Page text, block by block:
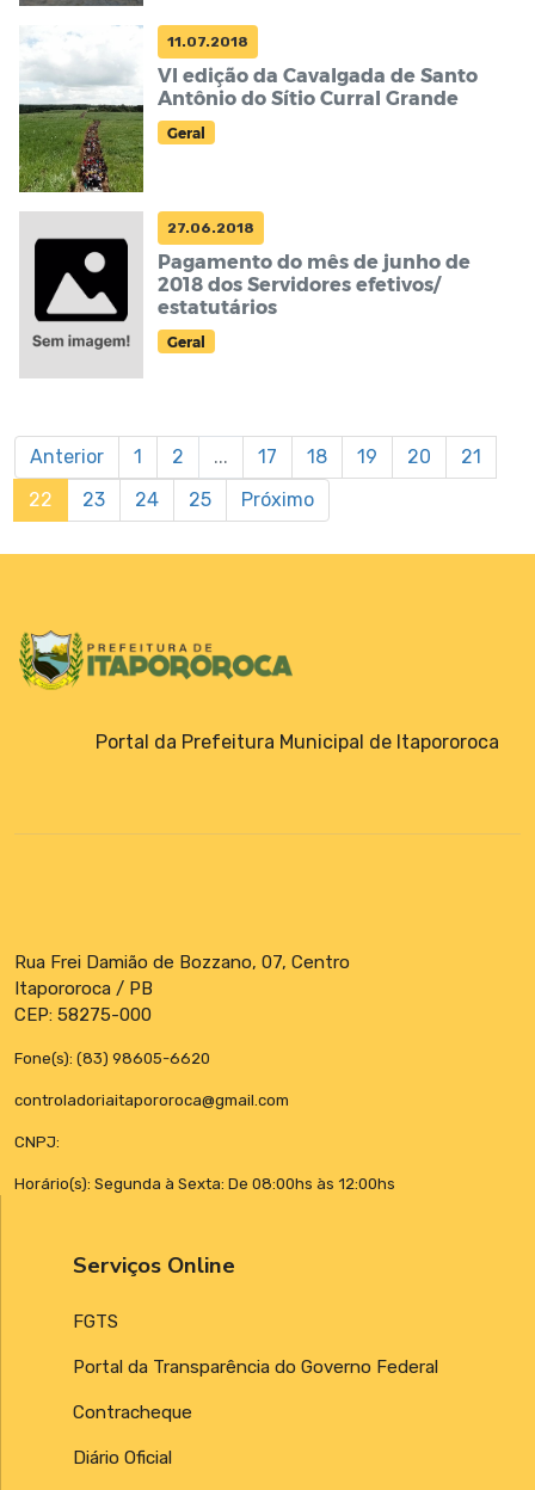
11.07.2018
VI edição da Cavalgada de Santo
Antônio do Sítio Curral Grande
Geral
27.06.2018
Pagamento do mês de junho de
2018 dos Servidores efetivos/
estatutários
Geral
Anterior 1 2 ... 17 18 19 20
21
22
23 24 25 Próximo
Portal da Prefeitura Municipal de Itapororoca
Rua Frei Damião de Bozzano, 07, Centro
Itapororoca / PB
CEP: 58275-000
Fone(s): (83) 98605-6620
controladoriaitapororoca@gmail.com
CNPJ:
Horário(s): Segunda à Sexta: De 08:00hs às 12:00hs
Serviços Online
FGTS
Portal da Transparência do Governo Federal
Contracheque
Diário Oficial